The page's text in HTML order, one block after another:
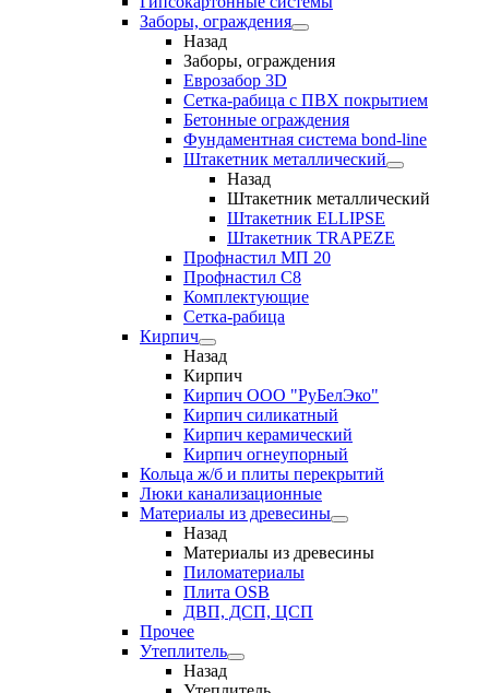
Заборы, ограждения
Назад
Заборы, ограждения
Еврозабор 3D
Сетка-рабица с ПВХ покрытием
Бетонные ограждения
Фундаментная система bond-line
Штакетник металлический
Назад
Штакетник металлический
Штакетник ELLIPSE
Штакетник TRAPEZE
Профнастил МП 20
Профнастил С8
Комплектующие
Сетка-рабица
Кирпич
Назад
Кирпич
Кирпич ООО "РуБелЭко"
Кирпич силикатный
Кирпич керамический
Кирпич огнеупорный
Кольца ж/б и плиты перекрытий
Люки канализационные
Материалы из древесины
Назад
Материалы из древесины
Пиломатериалы
Плита OSB
ДВП, ДСП, ЦСП
Прочее
Утеплитель
Назад